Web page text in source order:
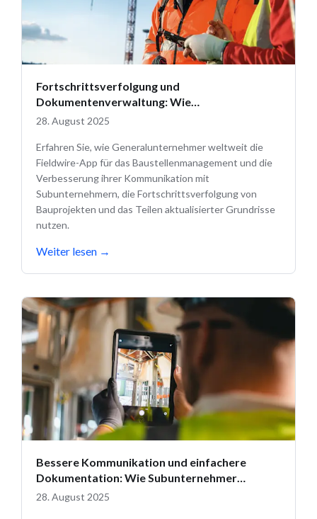
Fortschrittsverfolgung und
Dokumentenverwaltung: Wie
Generalunternehmer Fieldwire nutzen
28. August 2025
Erfahren Sie, wie Generalunternehmer weltweit die
Fieldwire-App für das Baustellenmanagement und die
Verbesserung ihrer Kommunikation mit
Subunternehmern, die Fortschrittsverfolgung von
Bauprojekten und das Teilen aktualisierter Grundrisse
nutzen.
Weiter lesen →
Bessere Kommunikation und einfachere
Dokumentation: Wie Subunternehmer
Fieldwire nutzen
28. August 2025